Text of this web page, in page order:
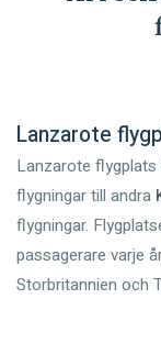
Lanzarote
Lanzarote
flygningar till andra
flygningar.
passagerare varje
Storbritannien och